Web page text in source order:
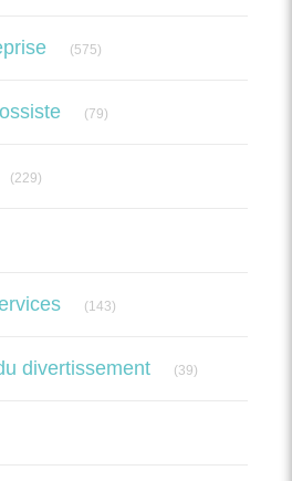
(575)
(79)
(229)
(143)
divertissement (39)